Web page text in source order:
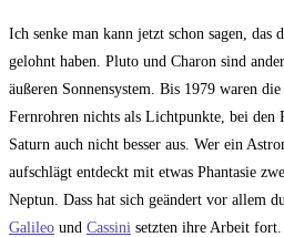
Ich senke man kann jetzt schon sagen,
gelohnt haben. Pluto und Charon sind
äußeren Sonnensystem. Bis 1979 waren
Fernrohren nichts als Lichtpunkte, bei den
Saturn auch nicht besser aus. Wer ein
aufschlägt entdeckt mit etwas Phantasie
Neptun. Dass hat sich geändert vor allem
Galileo und Cassini setzten ihre Arbeit